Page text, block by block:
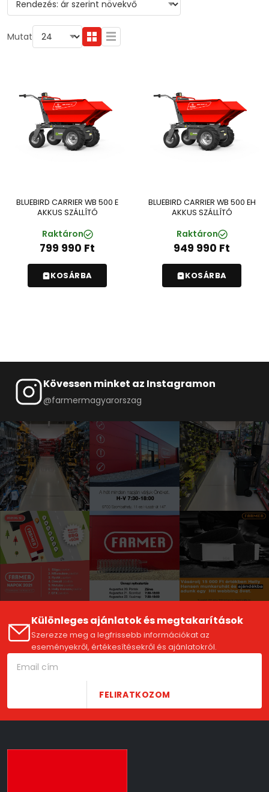
Mutat
BLUEBIRD CARRIER WB 500 E
AKKUS SZÁLLÍTÓ
Raktáron
799 990 Ft
KOSÁRBA
BLUEBIRD CARRIER WB 500 EH
AKKUS SZÁLLÍTÓ
Raktáron
949 990 Ft
KOSÁRBA
Kövessen minket az Instagramon
@farmermagyarorszag
Különleges ajánlatok és megtakarítások
Szerezze meg a legfrissebb információkat az
eseményekről, értékesítésekről és ajánlatokról.
FELIRATKOZOM